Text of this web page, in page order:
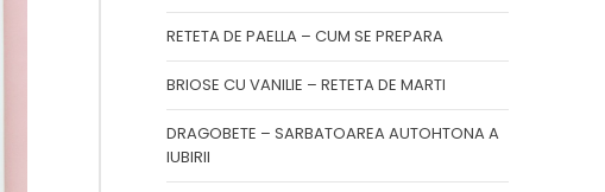
RETETA DE PAELLA – CUM SE PREPARA
BRIOSE CU VANILIE – RETETA DE MARTI
DRAGOBETE – SARBATOAREA AUTOHTONA A
IUBIRII